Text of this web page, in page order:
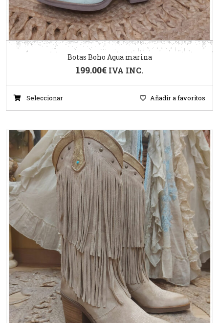
Botas Boho Agua marina
199.00€ IVA INC.
Seleccionar Añadir a favoritos